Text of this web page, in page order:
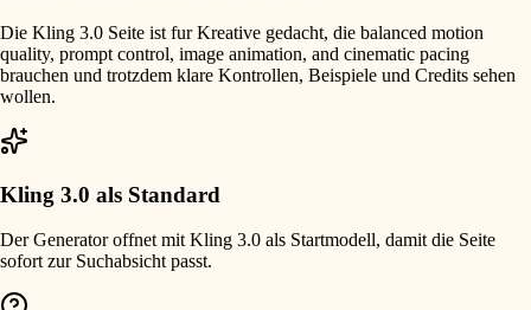
Die Kling 3.0 Seite ist fur Kreative gedacht, die balanced motion
quality, prompt control, image animation, and cinematic pacing
brauchen und trotzdem klare Kontrollen, Beispiele und Credits sehen
wollen.
Kling 3.0 als Standard
Der Generator offnet mit Kling 3.0 als Startmodell, damit die Seite
sofort zur Suchabsicht passt.